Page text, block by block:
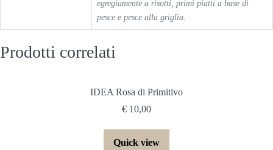
egregiamente a risotti, primi piatti a base di
pesce e pesce alla griglia.
Prodotti correlati
IDEA Rosa di Primitivo
€ 10,00
Quick view